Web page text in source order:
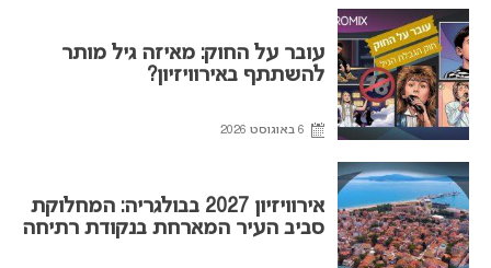
עובר על החוק: מאיזה גיל מותר
להשתתף באירוויזיון?
6 באוגוסט 2026
אירוויזיון 2027 בבולגריה: המחלוקת
סביב העיר המארחת בנקודת רתיחה